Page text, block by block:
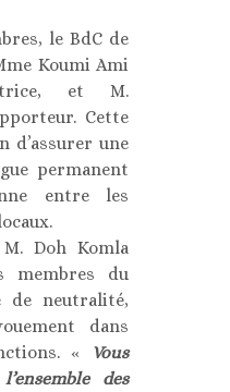
le BdC de
Koumi Ami
et M.
Cette
d’assurer une
permanent
entre les
Doh Komla
membres du
de neutralité,
dans
« Vous
des